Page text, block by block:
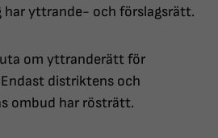
har yttrande- och förslagsrätt.
om yttranderätt för
distriktens och
ombud har rösträtt.